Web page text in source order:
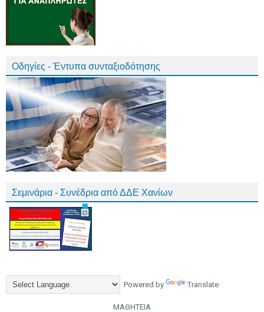
Οδηγίες - Έντυπα συνταξιοδότησης
Σεμινάρια - Συνέδρια από ΔΔΕ Χανίων
Powered by Translate
ΜΑΘΗΤΕΙΑ